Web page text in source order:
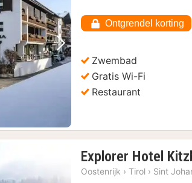
Volgende foto
€
Ontgrendel korting
Zwembad
Gratis Wi-Fi
Restaurant
Explorer Hotel
Oostenrijk › Tirol › Sint